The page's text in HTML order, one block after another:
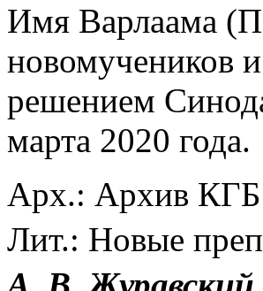
Имя Варлаама
новомучеников
решением
марта 2020 года.
Арх.: Архив
Лит.: Новые